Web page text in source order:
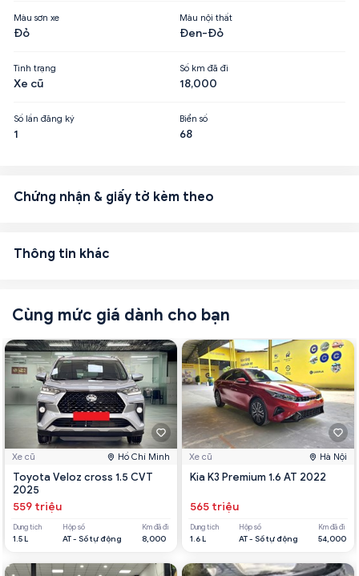
Màu sơn xe
Đỏ
Màu nội thất
Đen-Đỏ
Tình trạng
Xe cũ
Số km đã đi
18,000
Số lần đăng ký
1
Biển số
68
Chứng nhận & giấy tờ kèm theo
Thông tin khác
Cùng mức giá dành cho bạn
Xe cũ Hồ Chí Minh
Toyota Veloz cross 1.5 CVT
2025
559 triệu
Dung tích
1.5 L
Hộp số
AT - Số tự động
Km đã đi
8,000
Xe cũ Hà Nội
Kia K3 Premium 1.6 AT 2022
565 triệu
Dung tích
1.6 L
Hộp số
AT - Số tự động
Km đã đi
54,000